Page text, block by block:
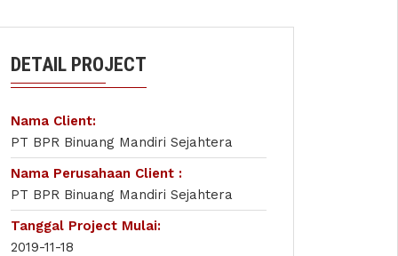
DETAIL PROJECT
Nama Client:
PT BPR Binuang Mandiri Sejahtera
Nama Perusahaan Client :
PT BPR Binuang Mandiri Sejahtera
Tanggal Project Mulai:
2019-11-18